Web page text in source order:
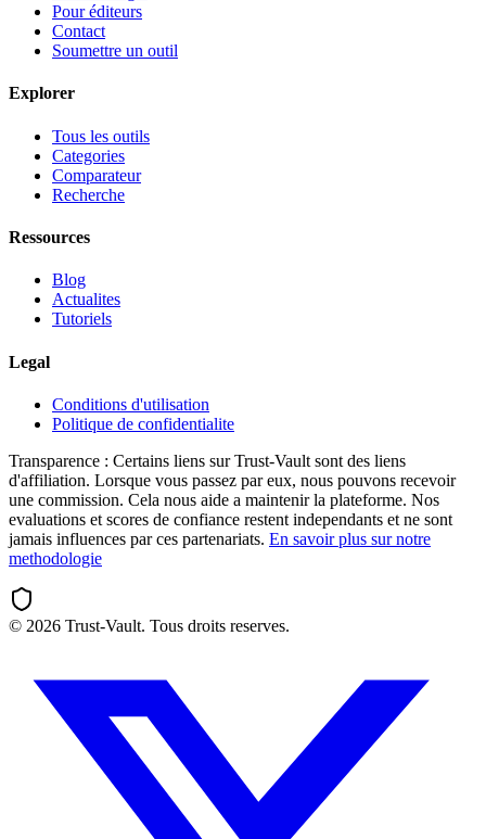
Pour éditeurs
Contact
Soumettre un outil
Explorer
Tous les outils
Categories
Comparateur
Recherche
Ressources
Blog
Actualites
Tutoriels
Legal
Conditions d'utilisation
Politique de confidentialite
Transparence : Certains liens sur Trust-Vault sont des liens
d'affiliation. Lorsque vous passez par eux, nous pouvons recevoir
une commission. Cela nous aide a maintenir la plateforme. Nos
evaluations et scores de confiance restent independants et ne sont
jamais influences par ces partenariats. En savoir plus sur notre
methodologie
© 2026 Trust-Vault. Tous droits reserves.